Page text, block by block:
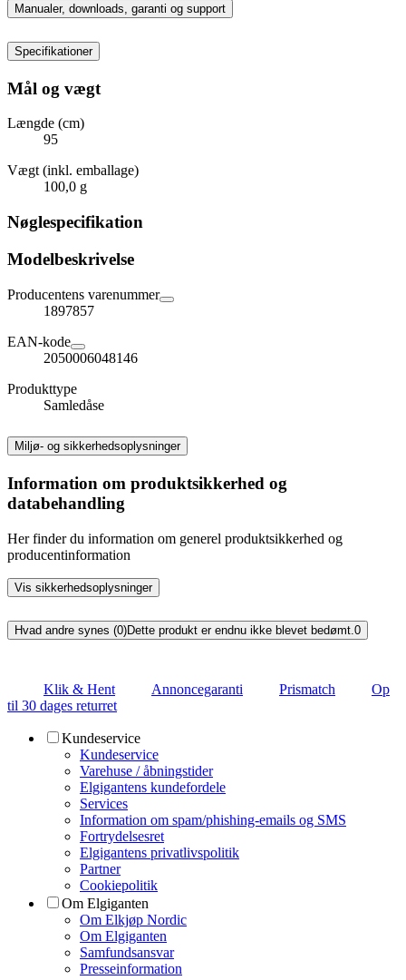
Manualer, downloads, garanti og support
Specifikationer
Mål og vægt
Længde (cm)
95
Vægt (inkl. emballage)
100,0 g
Nøglespecifikation
Modelbeskrivelse
Producentens varenummer
1897857
EAN-kode
2050006048146
Produkttype
Samledåse
Miljø- og sikkerhedsoplysninger
Information om produktsikkerhed og
databehandling
Her finder du information om generel produktsikkerhed og
producentinformation
Vis sikkerhedsoplysninger
Hvad andre synes (0)Dette produkt er endnu ikke blevet bedømt. 0
Klik & Hent Annoncegaranti Prismatch
Op
til 30 dages returret
Kundeservice
Kundeservice
Varehuse / åbningstider
Elgigantens kundefordele
Services
Information om spam/phishing-emails og SMS
Fortrydelsesret
Elgigantens privatlivspolitik
Partner
Cookiepolitik
Om Elgiganten
Om Elkjøp Nordic
Om Elgiganten
Samfundsansvar
Presseinformation